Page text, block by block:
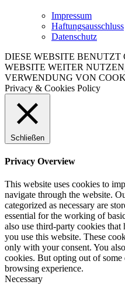
Impressum
Haftungsausschluss
Datenschutz
DIESE WEBSITE BENUTZT
WEBSITE WEITER
VERWENDUNG VON
Privacy & Cookies Policy
Schließen
Privacy Overview
This website uses cookies to
navigate through the website.
categorized as necessary are
essential for the working of
also use third-party cookies
you use this website. These
only with your consent. You
cookies. But opting out of
browsing experience.
Necessary